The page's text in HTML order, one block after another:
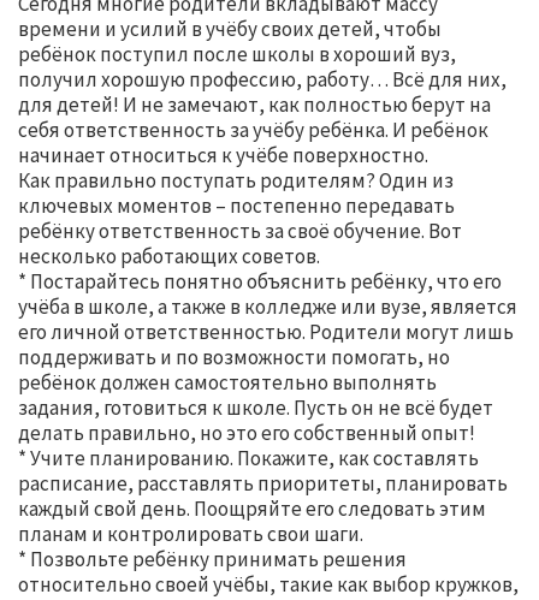
времени и усилий в учёбу своих детей, чтобы
ребёнок поступил после школы в хороший вуз,
получил хорошую профессию, работу… Всё для них,
для детей! И не замечают, как полностью берут на
себя ответственность за учёбу ребёнка. И ребёнок
начинает относиться к учёбе поверхностно.
Как правильно поступать родителям? Один из
ключевых моментов – постепенно передавать
ребёнку ответственность за своё обучение. Вот
несколько работающих советов.
* Постарайтесь понятно объяснить ребёнку, что его
учёба в школе, а также в колледже или вузе, является
его личной ответственностью. Родители могут лишь
поддерживать и по возможности помогать, но
ребёнок должен самостоятельно выполнять
задания, готовиться к школе. Пусть он не всё будет
делать правильно, но это его собственный опыт!
* Учите планированию. Покажите, как составлять
расписание, расставлять приоритеты, планировать
каждый свой день. Поощряйте его следовать этим
планам и контролировать свои шаги.
* Позвольте ребёнку принимать решения
относительно своей учёбы, такие как выбор кружков,